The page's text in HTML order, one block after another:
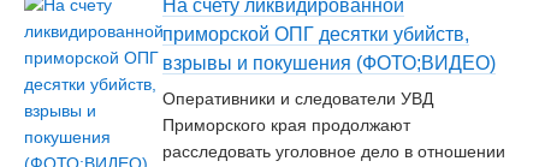
На счету ликвидированной
приморской ОПГ десятки убийств,
взрывы и покушения (ФОТО;ВИДЕО)
Оперативники и следователи УВД
Приморского края продолжают
расследовать уголовное дело в отношении